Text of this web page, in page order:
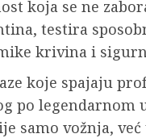
koja se ne
testira
krivina i
koje spajaju
po legendarnom
samo vožnja,